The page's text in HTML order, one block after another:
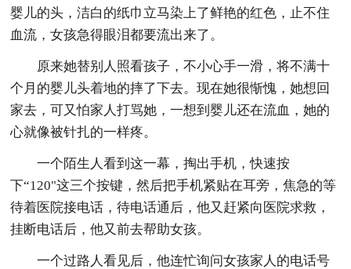
婴儿的头，洁白的纸巾立马染上了鲜艳的红色，止不住
血流，女孩急得眼泪都要流出来了。
原来她替别人照看孩子，不小心手一滑，将不满十
个月的婴儿头着地的摔了下去。现在她很惭愧，她想回
家去，可又怕家人打骂她，一想到婴儿还在流血，她的
心就像被针扎的一样疼。
一个陌生人看到这一幕，掏出手机，快速按
下“120"这三个按键，然后把手机紧贴在耳旁，焦急的等
待着医院接电话，待电话通后，他又赶紧向医院求救，
挂断电话后，他又前去帮助女孩。
一个过路人看见后，他连忙询问女孩家人的电话号